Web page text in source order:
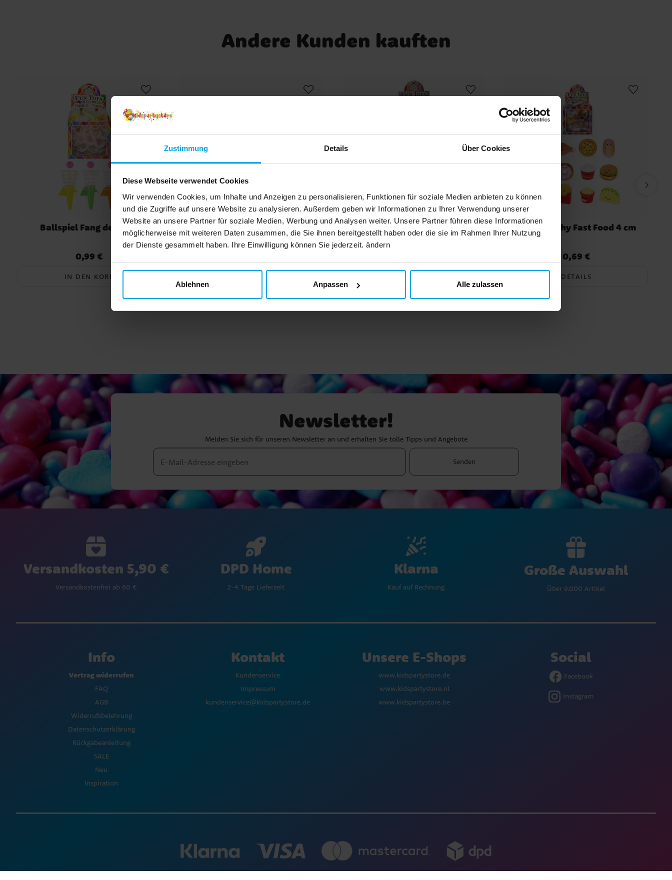
Zustimmung Details Über Cookies
Diese Webseite verwendet Cookies
Wir verwenden Cookies, um Inhalte und Anzeigen zu personalisieren, Funktionen für soziale Medien anbieten zu können
und die Zugriffe auf unsere Website zu analysieren. Außerdem geben wir Informationen zu Ihrer Verwendung unserer
Website an unsere Partner für soziale Medien, Werbung und Analysen weiter. Unsere Partner führen diese Informationen
möglicherweise mit weiteren Daten zusammen, die Sie ihnen bereitgestellt haben oder die sie im Rahmen Ihrer Nutzung
der Dienste gesammelt haben. Ihre Einwilligung können Sie jederzeit. ändern
Ablehnen Anpassen Alle zulassen
Andere Kunden kauften
Ballspiel Fang den Ball
Preis:0,99 €
0,99 €
IN DEN KORB
Dinosaurier Flummi Mini Flipper Spiel - Dinosaurier Mini Squishy Fast Food 4 cm
Preis:0,69 €
0,69 €
DETAILS
Newsletter!
Melden Sie sich für unseren Newsletter an und erhalten Sie tolle Tipps und Angebote
Senden
Versandkosten 5,90 €
Versandkostenfrei ab 60 €
DPD Home
2-4 Tage Lieferzeit
Klarna
Kauf auf Rechnung
Große Auswahl
Über 9.000 Artikel
Info
Vertrag widerrufen
FAQ
AGB
Widerrufsbelehrung
Datenschutzerklärung
Rückgabeanleitung
SALE
Neu
Inspiration
Kontakt
Kundenservice
Impressum
kundenservice@kidspartystore.de
Unsere E-Shops
www.kidspartystore.de
www.kidspartystore.nl
www.kidspartystore.be
Social
Facebook
Instagram